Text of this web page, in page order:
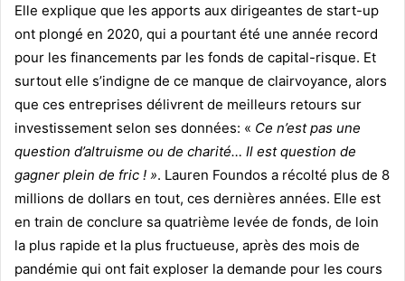
Elle explique que les apports aux dirigeantes de start-up
ont plongé en 2020, qui a pourtant été une année record
pour les financements par les fonds de capital-risque. Et
surtout elle s’indigne de ce manque de clairvoyance, alors
que ces entreprises délivrent de meilleurs retours sur
investissement selon ses données: « Ce n’est pas une
question d’altruisme ou de charité… Il est question de
gagner plein de fric ! ». Lauren Foundos a récolté plus de 8
millions de dollars en tout, ces dernières années. Elle est
en train de conclure sa quatrième levée de fonds, de loin
la plus rapide et la plus fructueuse, après des mois de
pandémie qui ont fait exploser la demande pour les cours